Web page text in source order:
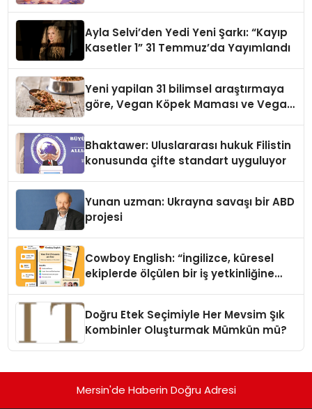
Ayla Selvi’den Yedi Yeni Şarkı: “Kayıp
Kasetler 1” 31 Temmuz’da Yayımlandı
Yeni yapilan 31 bilimsel araştırmaya
göre, Vegan Köpek Maması ve Vegan
Bhaktawer: Uluslararası hukuk Filistin
konusunda çifte standart uyguluyor
Yunan uzman: Ukrayna savaşı bir ABD
projesi
Cowboy English: “İngilizce, küresel
ekiplerde ölçülen bir iş yetkinliğine
Doğru Etek Seçimiyle Her Mevsim Şık
Kombinler Oluşturmak Mümkün mü?
Mersin'de Haberin Doğru Adresi